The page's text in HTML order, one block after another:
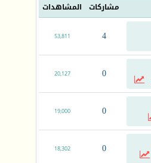
مشاركات المشاهدات
4
53,811
0
20,127
0
19,000
0
18,302